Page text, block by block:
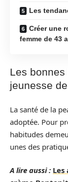
Les
Créer une
femme de 43
Les
jeunesse
La santé de la
adoptée. Pour
habitudes
unes des
A lire aussi :